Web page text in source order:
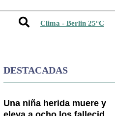
Clima - Berlin 25°C
DESTACADAS
Una niña herida muere y